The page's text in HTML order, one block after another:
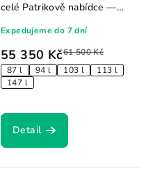
55 350 Kč61 500 Kč
87 l
94 l 103 l
113 l
147 l
Expedujeme do 7 dní
Detail
celé Patrikově nabídce —